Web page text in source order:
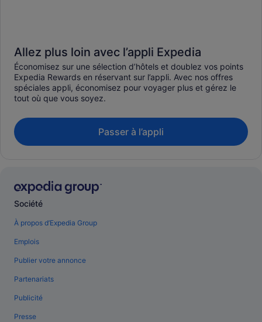
Allez plus loin avec l’appli Expedia
Économisez sur une sélection d’hôtels et doublez vos points
Expedia Rewards en réservant sur l’appli. Avec nos offres
spéciales appli, économisez pour voyager plus et gérez le
tout où que vous soyez.
Passer à l’appli
Société
À propos d’Expedia Group
Emplois
Publier votre annonce
Partenariats
Publicité
Presse